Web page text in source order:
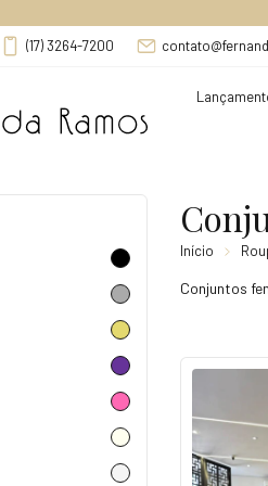
(17) 3264-7200
Início
Conjuntos